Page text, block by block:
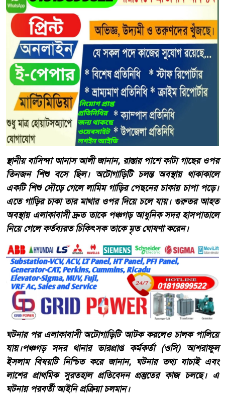
স্থানীয় বাসিন্দা আনাস আলী জানান, রাস্তার পাশে কাটা গাছের ওপর
তিনজন শিশু বসে ছিল। অটোগাড়িটি চলন্ত অবস্থায় থাকাকালে
একটি শিশু দৌড়ে গেলে লামিম গাড়ির পেছনের চাকায় চাপা পড়ে।
এতে গাড়ির চাকা তার মাথার ওপর দিয়ে চলে যায়। গুরুতর আহত
অবস্থায় এলাকাবাসী দ্রুত তাকে পঞ্চগড় আধুনিক সদর হাসপাতালে
নিয়ে গেলে কর্তব্যরত চিকিৎসক তাকে মৃত ঘোষণা করেন।
ঘটনার পর এলাকাবাসী অটোগাড়িটি আটক করলেও চালক পালিয়ে
যায়।পঞ্চগড় সদর থানার ভারপ্রাপ্ত কর্মকর্তা (ওসি) আশরাফুল
ইসলাম বিষয়টি নিশ্চিত করে জানান, ঘটনার তথ্য যাচাই এবং
লাশের প্রাথমিক সুরতহাল প্রতিবেদন প্রস্তুতের কাজ চলছে। এ
ঘটনায় পরবর্তী আইনি প্রক্রিয়া চলমান।